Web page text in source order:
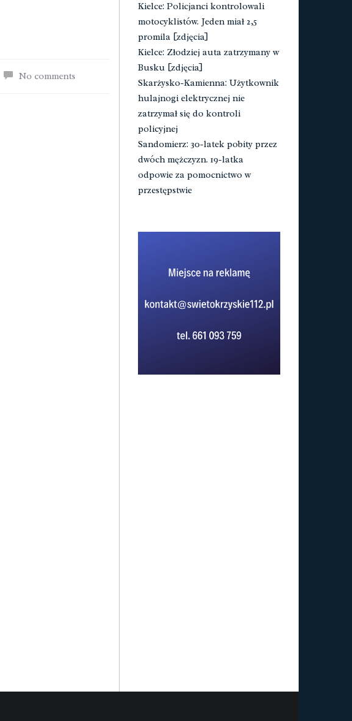
No comments
Kielce: Policjanci kontrolowali
motocyklistów. Jeden miał 2,5
promila [zdjęcia]
Kielce: Złodziej auta zatrzymany w
Busku [zdjęcia]
Skarżysko-Kamienna: Użytkownik
hulajnogi elektrycznej nie
zatrzymał się do kontroli
policyjnej
Sandomierz: 30-latek pobity przez
dwóch mężczyzn. 19-latka
odpowie za pomocnictwo w
przestępstwie